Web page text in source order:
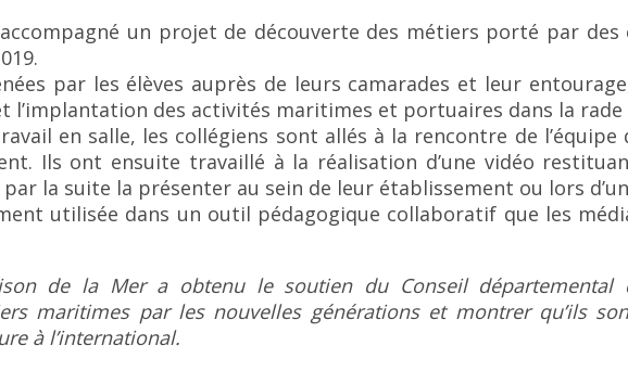
un projet de découverte des métiers porté par
par les élèves auprès de leurs camarades et leur
l’implantation des activités maritimes et portuaires dans la
en salle, les collégiens sont allés à la rencontre de
Ils ont ensuite travaillé à la réalisation d’une vidéo
la suite la présenter au sein de leur établissement ou lors
utilisée dans un outil pédagogique collaboratif que les
de la Mer a obtenu le soutien du Conseil
maritimes par les nouvelles générations et montrer qu’ils
à l’international.